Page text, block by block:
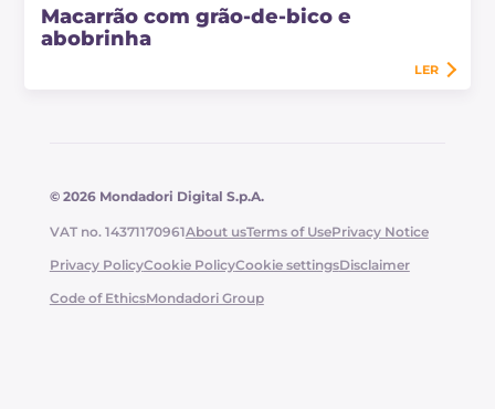
Macarrão com grão-de-bico e
abobrinha
LER
© 2026 Mondadori Digital S.p.A.
VAT no. 14371170961About usTerms of UsePrivacy Notice
Privacy PolicyCookie PolicyCookie settingsDisclaimer
Code of EthicsMondadori Group